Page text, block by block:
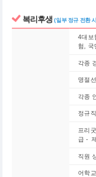
복리후생(일부 정규 전환
4대보
험, 국
각종
명절
각종
정규
프리
급 -
직원
어학